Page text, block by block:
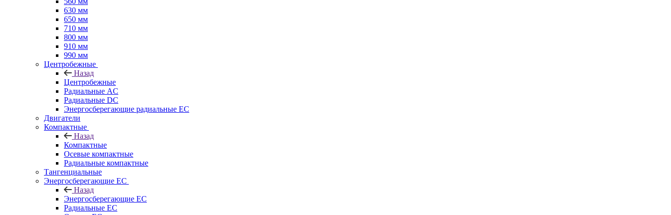
630 мм
650 мм
710 мм
800 мм
910 мм
990 мм
Центробежные
Назад
Центробежные
Радиальные AC
Радиальные DC
Энергосберегающие радиальные EC
Двигатели
Компактные
Назад
Компактные
Осевые компактные
Радиальные компактные
Тангенциальные
Энергосберегающие EC
Назад
Энергосберегающие EC
Радиальные EC